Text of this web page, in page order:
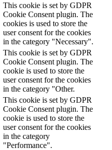
This cookie is set by GDPR
Cookie Consent plugin. The
cookies is used to store the
user consent for the cookies
in the category "Necessary".
This cookie is set by GDPR
Cookie Consent plugin. The
cookie is used to store the
user consent for the cookies
in the category "Other.
This cookie is set by GDPR
Cookie Consent plugin. The
cookie is used to store the
user consent for the cookies
in the category
"Performance".